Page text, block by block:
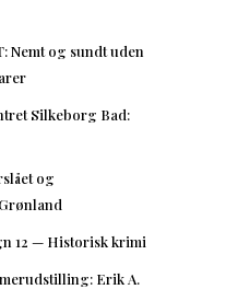
Nemt og sundt uden
Silkeborg Bad:
og
12 — Historisk krimi
Erik A.